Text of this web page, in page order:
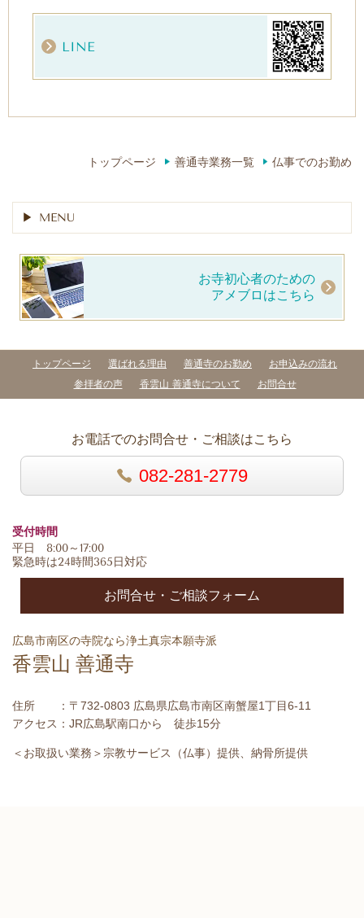
LINE
トップページ 善通寺業務一覧 仏事でのお勤め
MENU
お寺初心者のための
アメブロはこちら
トップページ 選ばれる理由 善通寺のお勤め
お申込みの流れ
参拝者の声
香雲山 善通寺について お問合せ
お電話でのお問合せ・ご相談はこちら
082-281-2779
受付時間
平日 8:00～17:00
緊急時は24時間365日対応
お問合せ・ご相談フォーム
広島市南区の寺院なら浄土真宗本願寺派
香雲山 善通寺
住所 ：〒732-0803 広島県広島市南区南蟹屋1丁目6-11
アクセス：JR広島駅南口から 徒歩15分
＜お取扱い業務＞宗教サービス（仏事）提供、納骨所提供